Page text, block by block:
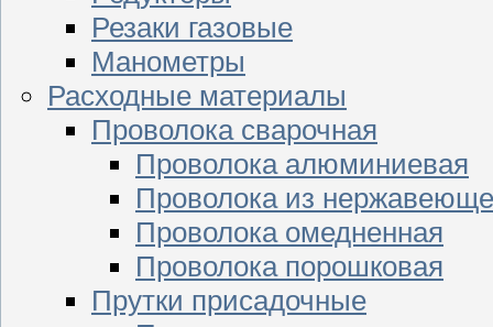
Резаки газовые
Манометры
Расходные материалы
Проволока сварочная
Проволока алюминиевая
Проволока из
Проволока омедненная
Проволока порошковая
Прутки присадочные